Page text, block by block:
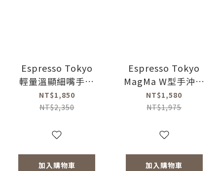
Espresso Tokyo
輕量溫顯細嘴手沖
壺550ml
NT$1,850
NT$2,350
加入購物車
Espresso Tokyo
MagMa W型手沖濾
杯
NT$1,580
NT$1,975
加入購物車